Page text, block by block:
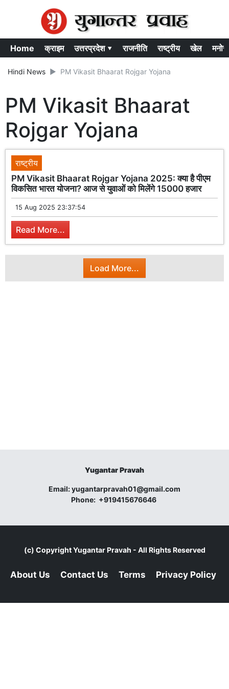
Home क्राइम उत्तरप्रदेश ▾ राजनीति राष्ट्रीय खेल
Hindi News PM Vikasit Bhaarat Rojgar Yojana
PM Vikasit Bhaarat
Rojgar Yojana
राष्ट्रीय
PM Vikasit Bhaarat Rojgar Yojana 2025: क्या है पीएम
विकसित भारत योजना? आज से युवाओं को मिलेंगे 15000 हजार
15 Aug 2025 23:37:54
Read More...
Load More...
Yugantar Pravah
Email:yugantarpravah01@gmail.com
Phone: +919415676646
(c) CopyrightYugantar Pravah - All Rights Reserved
About Us Contact Us Terms Privacy Policy